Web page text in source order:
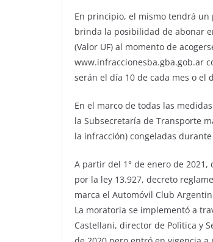
En principio, el mismo tendrá
brinda la posibilidad de abonar
(Valor UF) al momento de
www.infraccionesba.gba.gob.ar
serán el día 10 de cada mes o
En el marco de todas las
la Subsecretaría de Transporte
la infracción) congeladas
A partir del 1° de enero de 2021,
por la ley 13.927, decreto
marca el Automóvil Club
La moratoria se implementó a
Castellani, director de Polìtica y